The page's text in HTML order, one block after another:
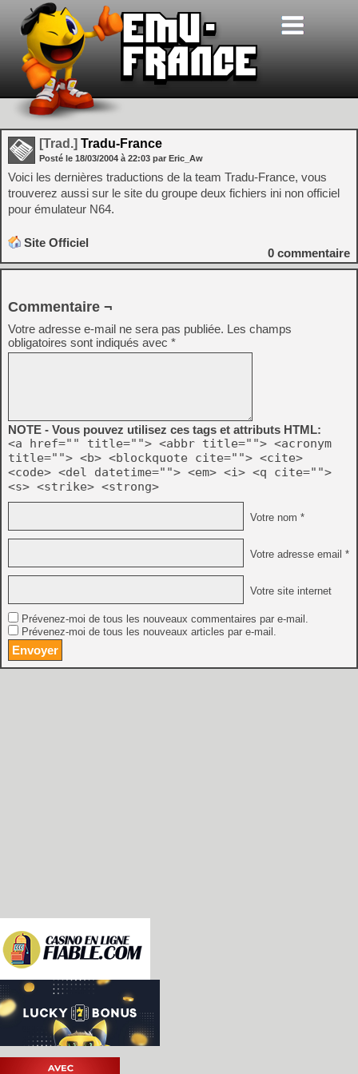
[Trad.] Tradu-France
Posté le 18/03/2004 à 22:03 par Eric_Aw
Voici les dernières traductions de la team Tradu-France, vous
trouverez aussi sur le site du groupe deux fichiers ini non officiel
pour émulateur N64.
Site Officiel
0 commentaire
Commentaire ¬
Votre adresse e-mail ne sera pas publiée. Les champs
obligatoires sont indiqués avec *
NOTE - Vous pouvez utilisez ces tags et attributs HTML:
<a href="" title=""> <abbr title=""> <acronym
title=""> <b> <blockquote cite=""> <cite>
<code> <del datetime=""> <em> <i> <q cite="">
<s> <strike> <strong>
Votre nom *
Votre adresse email *
Votre site internet
Prévenez-moi de tous les nouveaux commentaires par e-mail.
Prévenez-moi de tous les nouveaux articles par e-mail.